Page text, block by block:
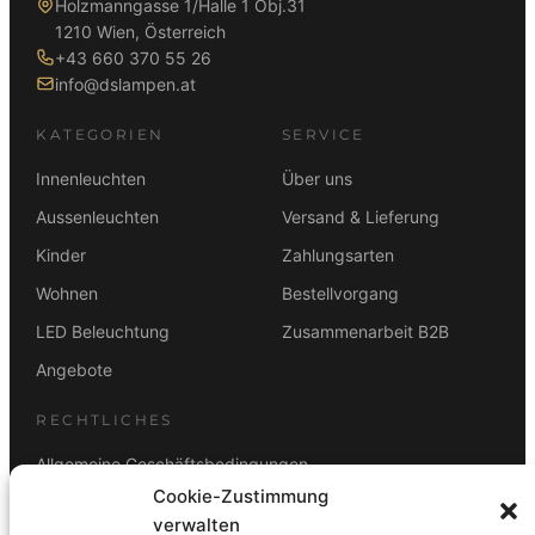
Cookie-Zustimmung
verwalten
Holzmanngasse 1/Halle 1 Obj.31
1210 Wien, Österreich
+43 660 370 55 26
info@dslampen.at
KATEGORIEN
Innenleuchten
Aussenleuchten
Kinder
Wohnen
LED Beleuchtung
Angebote
SERVICE
Über uns
Versand & Lieferung
Zahlungsarten
Bestellvorgang
Zusammenarbeit B2B
RECHTLICHES
Allgemeine Geschäftsbedingungen